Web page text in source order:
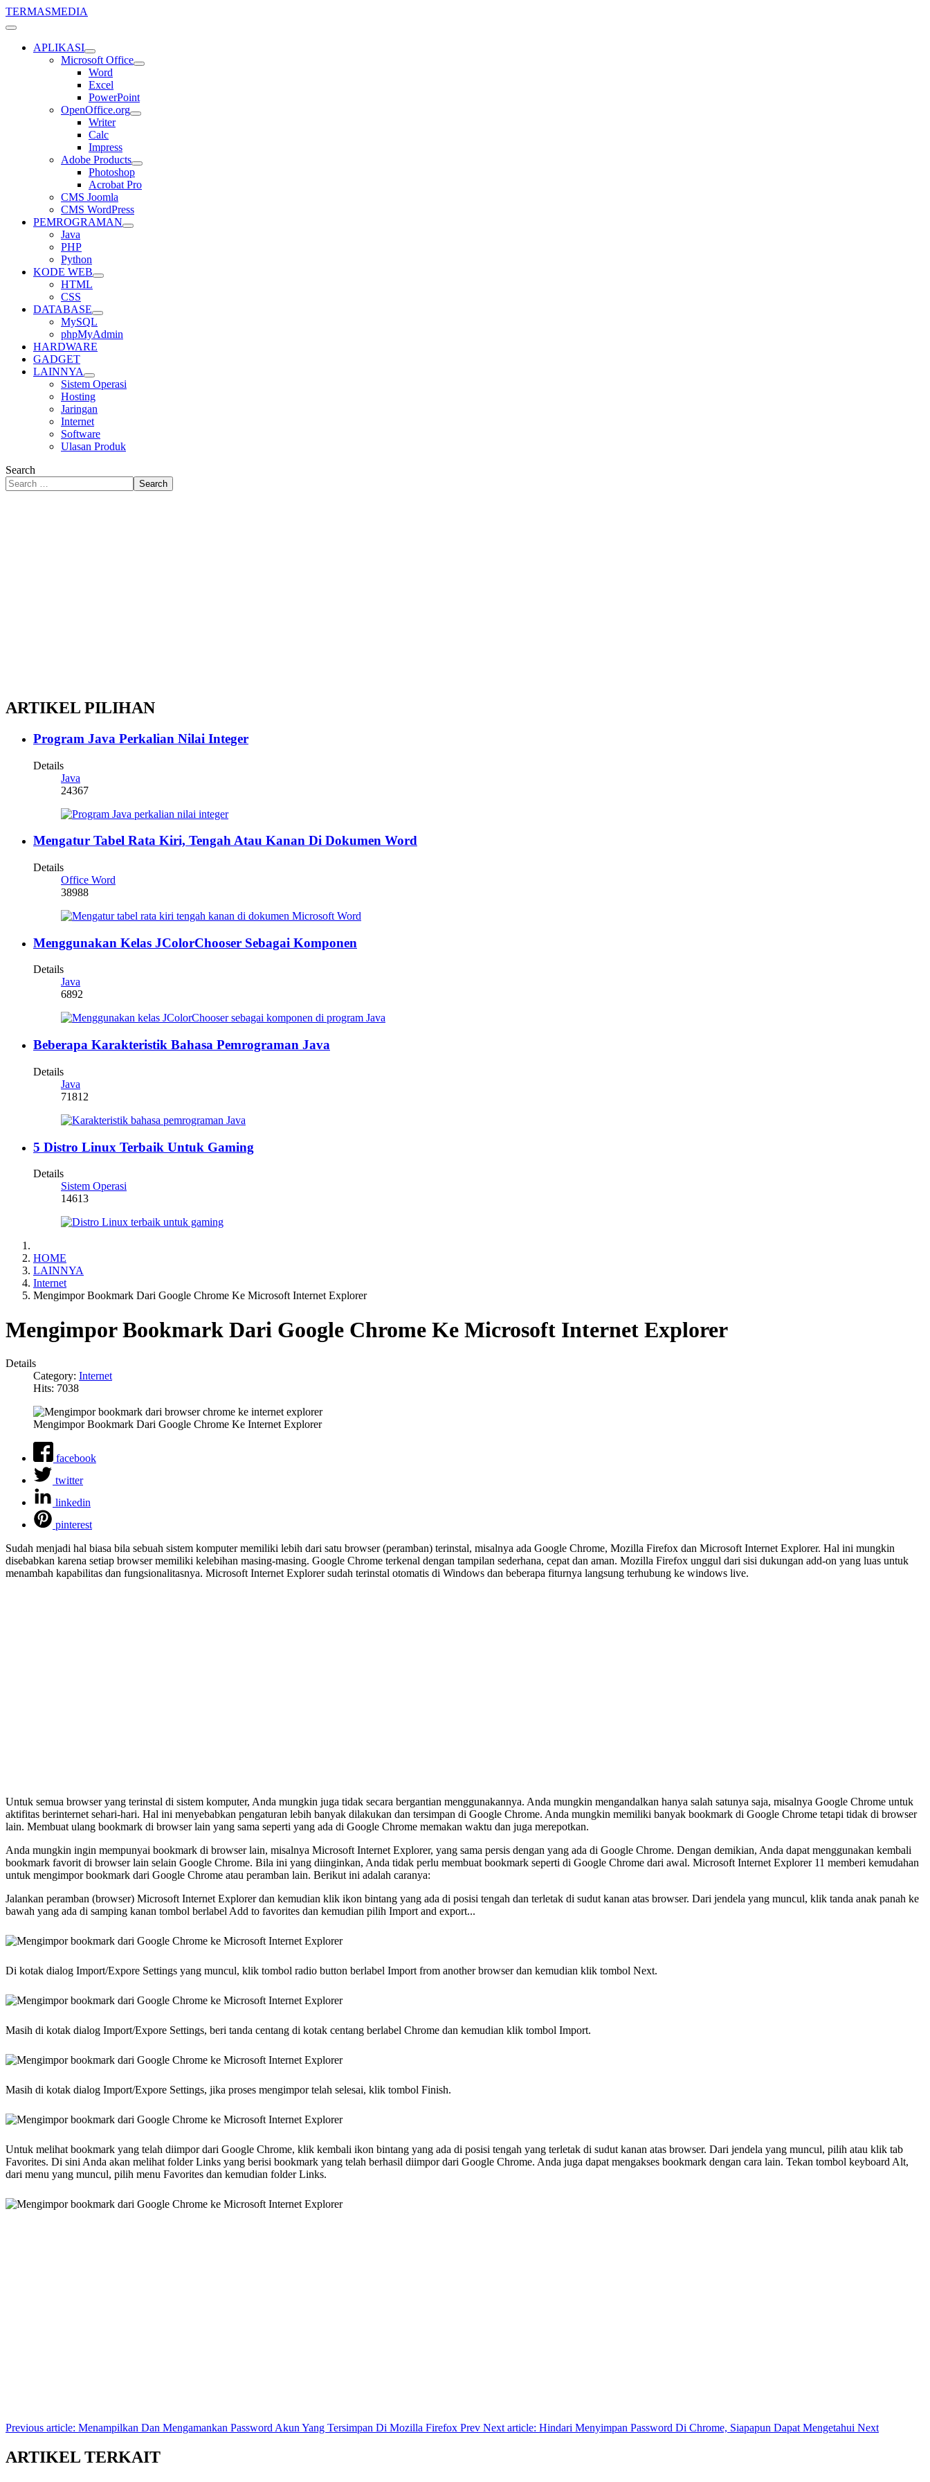
TERMASMEDIA
APLIKASI
Microsoft Office
Word
Excel
PowerPoint
OpenOffice.org
Writer
Calc
Impress
Adobe Products
Photoshop
Acrobat Pro
CMS Joomla
CMS WordPress
PEMROGRAMAN
Java
PHP
Python
KODE WEB
HTML
CSS
DATABASE
MySQL
phpMyAdmin
HARDWARE
GADGET
LAINNYA
Sistem Operasi
Hosting
Jaringan
Internet
Software
Ulasan Produk
Search
Search
ARTIKEL PILIHAN
Program Java Perkalian Nilai Integer
Details
Java
24367
Mengatur Tabel Rata Kiri, Tengah Atau Kanan Di Dokumen Word
Details
Office Word
38988
Menggunakan Kelas JColorChooser Sebagai Komponen
Details
Java
6892
Beberapa Karakteristik Bahasa Pemrograman Java
Details
Java
71812
5 Distro Linux Terbaik Untuk Gaming
Details
Sistem Operasi
14613
HOME
LAINNYA
Internet
Mengimpor Bookmark Dari Google Chrome Ke Microsoft Internet Explorer
Mengimpor Bookmark Dari Google Chrome Ke Microsoft Internet Explorer
Details
Category: Internet
Hits: 7038
Mengimpor Bookmark Dari Google Chrome Ke Internet Explorer
facebook
twitter
linkedin
pinterest
Sudah menjadi hal biasa bila sebuah sistem komputer memiliki lebih dari satu browser (peramban) terinstal, misalnya ada Google Chrome, Mozilla Firefox dan Microsoft Internet Explorer. Hal ini mungkin
disebabkan karena setiap browser memiliki kelebihan masing-masing. Google Chrome terkenal dengan tampilan sederhana, cepat dan aman. Mozilla Firefox unggul dari sisi dukungan add-on yang luas untuk
menambah kapabilitas dan fungsionalitasnya. Microsoft Internet Explorer sudah terinstal otomatis di Windows dan beberapa fiturnya langsung terhubung ke windows live.
Untuk semua browser yang terinstal di sistem komputer, Anda mungkin juga tidak secara bergantian menggunakannya. Anda mungkin mengandalkan hanya salah satunya saja, misalnya Google Chrome untuk
aktifitas berinternet sehari-hari. Hal ini menyebabkan pengaturan lebih banyak dilakukan dan tersimpan di Google Chrome. Anda mungkin memiliki banyak bookmark di Google Chrome tetapi tidak di browser
lain. Membuat ulang bookmark di browser lain yang sama seperti yang ada di Google Chrome memakan waktu dan juga merepotkan.
Anda mungkin ingin mempunyai bookmark di browser lain, misalnya Microsoft Internet Explorer, yang sama persis dengan yang ada di Google Chrome. Dengan demikian, Anda dapat menggunakan kembali
bookmark favorit di browser lain selain Google Chrome. Bila ini yang diinginkan, Anda tidak perlu membuat bookmark seperti di Google Chrome dari awal. Microsoft Internet Explorer 11 memberi kemudahan
untuk mengimpor bookmark dari Google Chrome atau peramban lain. Berikut ini adalah caranya:
Jalankan peramban (browser) Microsoft Internet Explorer dan kemudian klik ikon bintang yang ada di posisi tengah dan terletak di sudut kanan atas browser. Dari jendela yang muncul, klik tanda anak panah ke
bawah yang ada di samping kanan tombol berlabel Add to favorites dan kemudian pilih Import and export...
Di kotak dialog Import/Expore Settings yang muncul, klik tombol radio button berlabel Import from another browser dan kemudian klik tombol Next.
Masih di kotak dialog Import/Expore Settings, beri tanda centang di kotak centang berlabel Chrome dan kemudian klik tombol Import.
Masih di kotak dialog Import/Expore Settings, jika proses mengimpor telah selesai, klik tombol Finish.
Untuk melihat bookmark yang telah diimpor dari Google Chrome, klik kembali ikon bintang yang ada di posisi tengah yang terletak di sudut kanan atas browser. Dari jendela yang muncul, pilih atau klik tab
Favorites. Di sini Anda akan melihat folder Links yang berisi bookmark yang telah berhasil diimpor dari Google Chrome. Anda juga dapat mengakses bookmark dengan cara lain. Tekan tombol keyboard Alt,
dari menu yang muncul, pilih menu Favorites dan kemudian folder Links.
Previous article: Menampilkan Dan Mengamankan Password Akun Yang Tersimpan Di Mozilla Firefox Prev Next article: Hindari Menyimpan Password Di Chrome, Siapapun Dapat Mengetahui Next
ARTIKEL TERKAIT